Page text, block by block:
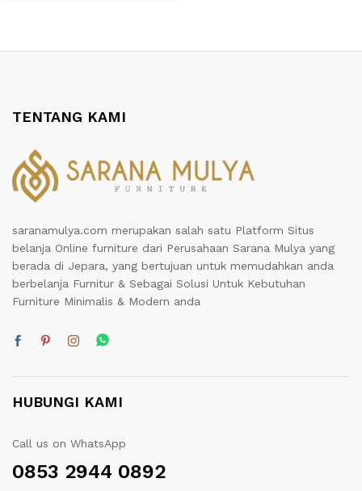
TENTANG KAMI
saranamulya.com merupakan salah satu Platform Situs
belanja Online furniture dari Perusahaan Sarana Mulya yang
berada di Jepara, yang bertujuan untuk memudahkan anda
berbelanja Furnitur & Sebagai Solusi Untuk Kebutuhan
Furniture Minimalis & Modern anda
HUBUNGI KAMI
Call us on WhatsApp
0853 2944 0892